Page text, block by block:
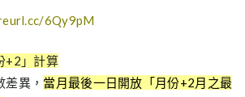
6Qy9pM
+2」計算
異， 當月最後一日開放「月份+2月之最